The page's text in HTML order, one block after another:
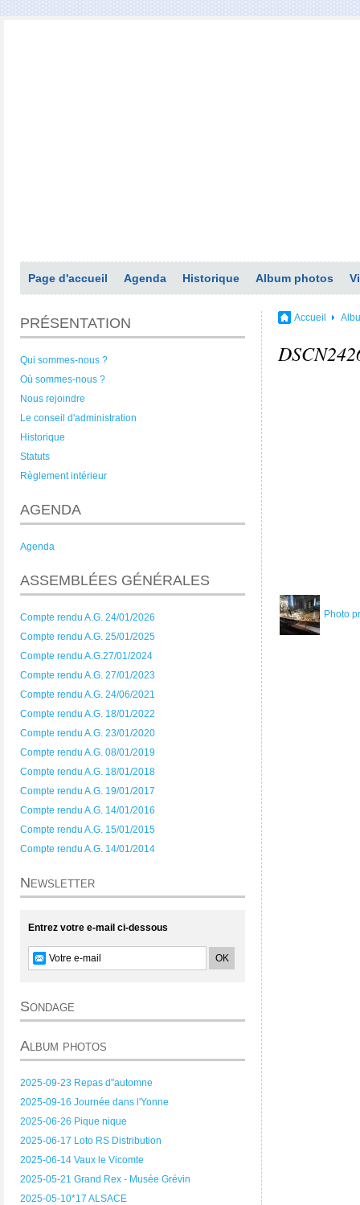
Page d'accueil Agenda Historique Album photos
PRÉSENTATION
Qui sommes-nous ?
Où sommes-nous ?
Nous rejoindre
Le conseil d'administration
Historique
Statuts
Règlement intérieur
AGENDA
Agenda
ASSEMBLÉES GÉNÉRALES
Compte rendu A.G. 24/01/2026
Compte rendu A.G. 25/01/2025
Compte rendu A.G.27/01/2024
Compte rendu A.G. 27/01/2023
Compte rendu A.G. 24/06/2021
Compte rendu A.G. 18/01/2022
Compte rendu A.G. 23/01/2020
Compte rendu A.G. 08/01/2019
Compte rendu A.G. 18/01/2018
Compte rendu A.G. 19/01/2017
Compte rendu A.G. 14/01/2016
Compte rendu A.G. 15/01/2015
Compte rendu A.G. 14/01/2014
Newsletter
Entrez votre e-mail ci-dessous
Sondage
Album photos
2025-09-23 Repas d"automne
2025-09-16 Journée dans l'Yonne
2025-06-26 Pique nique
2025-06-17 Loto RS Distribution
2025-06-14 Vaux le Vicomte
2025-05-21 Grand Rex - Musée Grévin
2025-05-10*17 ALSACE
Accueil
Photo